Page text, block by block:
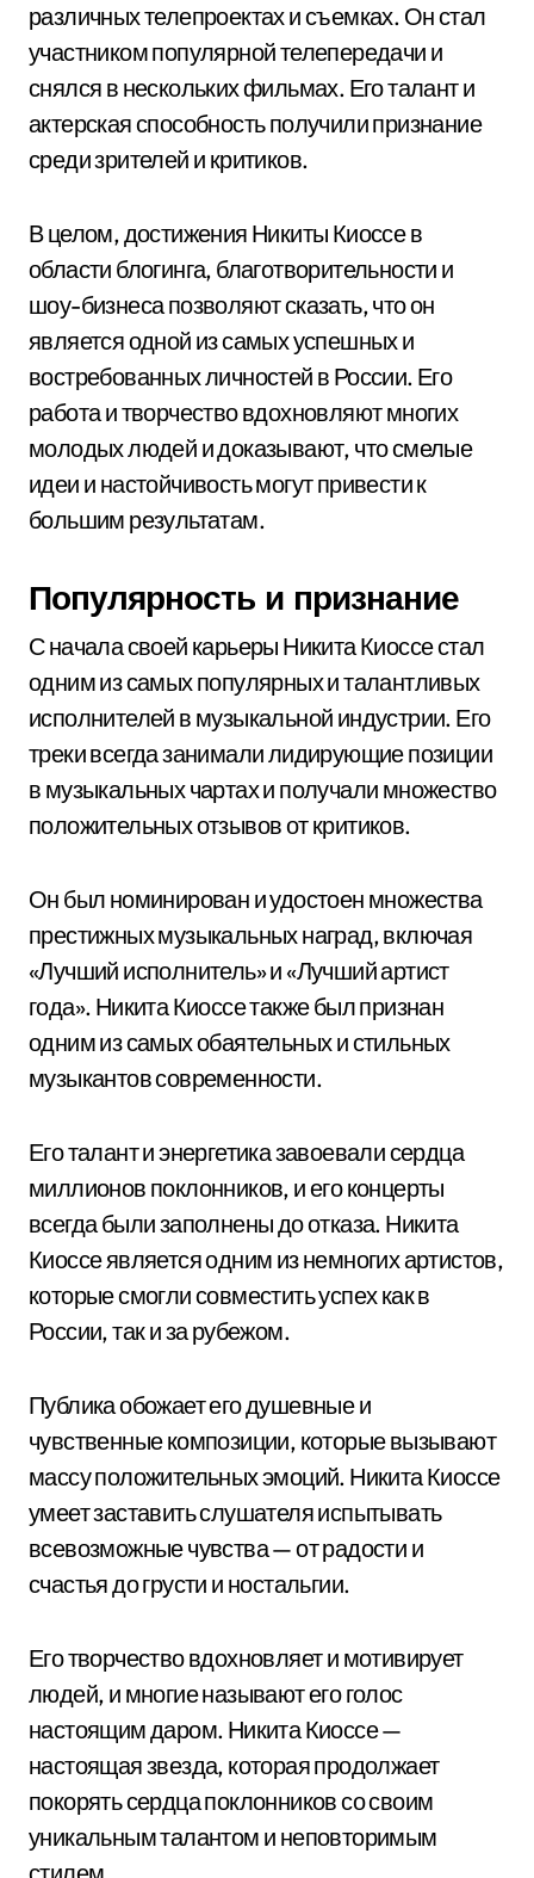
различных телепроектах и съемках. Он стал
участником популярной телепередачи и
снялся в нескольких фильмах. Его талант и
актерская способность получили признание
среди зрителей и критиков.
В целом, достижения Никиты Киоссе в
области блогинга, благотворительности и
шоу-бизнеса позволяют сказать, что он
является одной из самых успешных и
востребованных личностей в России. Его
работа и творчество вдохновляют многих
молодых людей и доказывают, что смелые
идеи и настойчивость могут привести к
большим результатам.
Популярность и признание
С начала своей карьеры Никита Киоссе стал
одним из самых популярных и талантливых
исполнителей в музыкальной индустрии. Его
треки всегда занимали лидирующие позиции
в музыкальных чартах и получали множество
положительных отзывов от критиков.
Он был номинирован и удостоен множества
престижных музыкальных наград, включая
«Лучший исполнитель» и «Лучший артист
года». Никита Киоссе также был признан
одним из самых обаятельных и стильных
музыкантов современности.
Его талант и энергетика завоевали сердца
миллионов поклонников, и его концерты
всегда были заполнены до отказа. Никита
Киоссе является одним из немногих артистов,
которые смогли совместить успех как в
России, так и за рубежом.
Публика обожает его душевные и
чувственные композиции, которые вызывают
массу положительных эмоций. Никита Киоссе
умеет заставить слушателя испытывать
всевозможные чувства — от радости и
счастья до грусти и ностальгии.
Его творчество вдохновляет и мотивирует
людей, и многие называют его голос
настоящим даром. Никита Киоссе —
настоящая звезда, которая продолжает
покорять сердца поклонников со своим
уникальным талантом и неповторимым